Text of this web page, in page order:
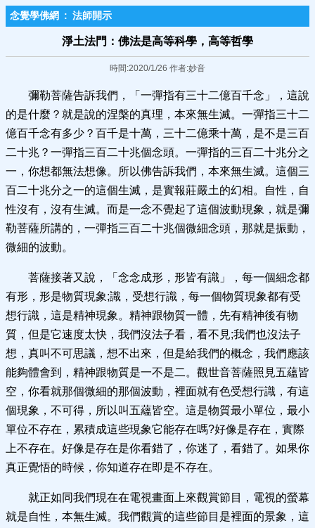
念覺學佛網 : 法師開示
淨土法門：佛法是高等科學，高等哲學
時間:2020/1/26 作者:妙音
彌勒菩薩告訴我們，「一彈指有三十二億百千念」，這說
的是什麼？就是說的涅槃的真理，本來無生滅。一彈指三十二
億百千念有多少？百千是十萬，三十二億乘十萬，是不是三百
二十兆？一彈指三百二十兆個念頭。一彈指的三百二十兆分之
一，你想都無法想像。所以佛告訴我們，本來無生滅。這個三
百二十兆分之一的這個生滅，是實報莊嚴土的幻相。自性，自
性沒有，沒有生滅。而是一念不覺起了這個波動現象，就是彌
勒菩薩所講的，一彈指三百二十兆個微細念頭，那就是振動，
微細的波動。
菩薩接著又說，「念念成形，形皆有識」，每一個細念都
有形，形是物質現象;識，受想行識，每一個物質現象都有受
想行識，這是精神現象。精神跟物質一體，先有精神後有物
質，但是它速度太快，我們沒法子看，看不見;我們也沒法子
想，真叫不可思議，想不出來，但是給我們的概念，我們應該
能夠體會到，精神跟物質是一不是二。觀世音菩薩照見五蘊皆
空，你看就那個微細的那個波動，裡面就有色受想行識，有這
個現象，不可得，所以叫五蘊皆空。這是物質最小單位，最小
單位不存在，累積成這些現象它能存在嗎?好像是存在，實際
上不存在。好像是存在是你看錯了，你迷了，看錯了。如果你
真正覺悟的時候，你知道存在即是不存在。
就正如同我們現在在電視畫面上來觀賞節目，電視的螢幕
就是自性，本無生滅。我們觀賞的這些節目是裡面的景象，這